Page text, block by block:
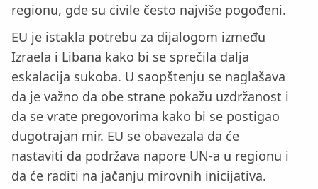
regionu, gde su civile često najviše pogođeni.
EU je istakla potrebu za dijalogom između
Izraela i Libana kako bi se sprečila dalja
eskalacija sukoba. U saopštenju se naglašava
da je važno da obe strane pokažu uzdržanost i
da se vrate pregovorima kako bi se postigao
dugotrajan mir. EU se obavezala da će
nastaviti da podržava napore UN-a u regionu i
da će raditi na jačanju mirovnih inicijativa.